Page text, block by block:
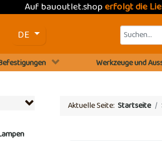
Auf bauoutlet.shoperfolgt die
Sprache auswählen
DE
Werkzeuge und
Aktuelle Seite: Startseite